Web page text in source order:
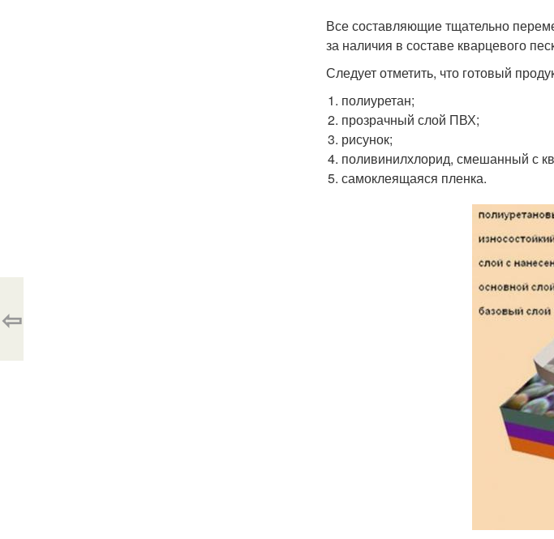
Все составляющие тщательно
за наличия в составе кварцевого
Следует отметить, что готовый
полиуретан;
прозрачный слой ПВХ;
рисунок;
поливинилхлорид, смешанный с
самоклеящаяся пленка.
⇦